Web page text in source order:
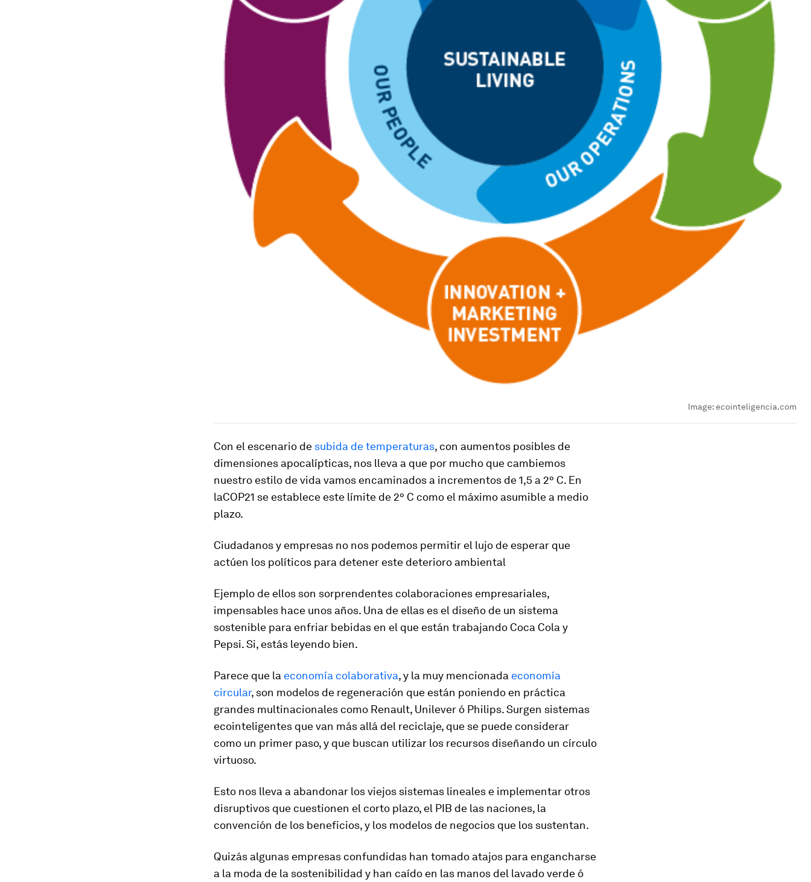
Image:ecointeligencia.com
Con el escenario de subida de temperaturas, con aumentos posibles de
dimensiones apocalípticas, nos lleva a que por mucho que cambiemos
nuestro estilo de vida vamos encaminados a incrementos de 1,5 a 2º C. En
laCOP21 se establece este límite de 2º C como el máximo asumible a medio
plazo.
Ciudadanos y empresas no nos podemos permitir el lujo de esperar que
actúen los políticos para detener este deterioro ambiental
Ejemplo de ellos son sorprendentes colaboraciones empresariales,
impensables hace unos años. Una de ellas es el diseño de un sistema
sostenible para enfriar bebidas en el que están trabajando Coca Cola y
Pepsi. Si, estás leyendo bien.
Parece que la economía colaborativa, y la muy mencionada economía
circular, son modelos de regeneración que están poniendo en práctica
grandes multinacionales como Renault, Unilever ó Philips. Surgen sistemas
ecointeligentes que van más allá del reciclaje, que se puede considerar
como un primer paso, y que buscan utilizar los recursos diseñando un círculo
virtuoso.
Esto nos lleva a abandonar los viejos sistemas lineales e implementar otros
disruptivos que cuestionen el corto plazo, el PIB de las naciones, la
convención de los beneficios, y los modelos de negocios que los sustentan.
Quizás algunas empresas confundidas han tomado atajos para engancharse
a la moda de la sostenibilidad y han caído en las manos del lavado verde ó